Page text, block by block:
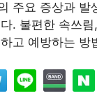
주요 증상과 발
. 불편한 속쓰
고 예방하는 방